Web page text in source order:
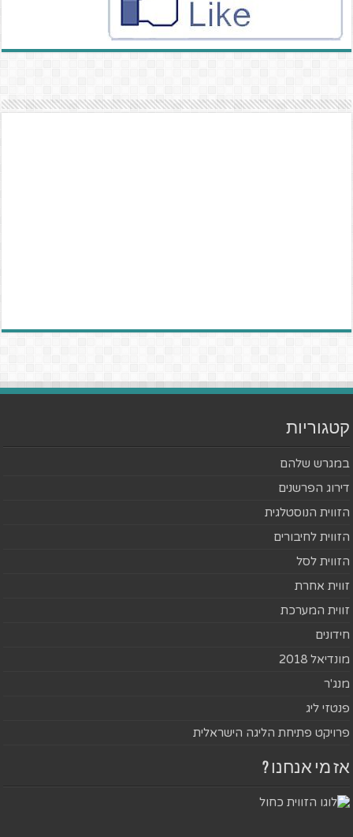
קטגוריות
במגרש שלהם
דירוג הפרשנים
הזווית הנוסטלגית
הזווית לחיבורים
הזווית לסל
זווית אחרת
זווית המערכת
חידונים
מונדיאל 2018
מנג'ר
פנטזי ליג
פרויקט פתיחת הליגה הישראלית
אז מי אנחנו ?